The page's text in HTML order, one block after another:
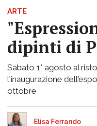
ARTE
dipinti di
Sabato 1° agosto al
l'inaugurazione
ottobre
Elisa Ferrando